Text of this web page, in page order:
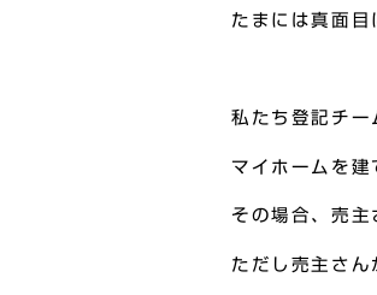
たまには真面目
私たち登記チー
マイホームを建
その場合、売主
ただし売主さん